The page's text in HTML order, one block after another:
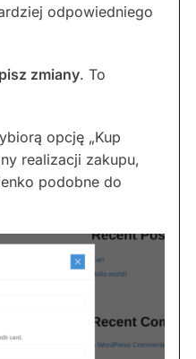
odpowiedniego
zmiany. To
opcję „Kup
realizacji zakupu,
podobne do